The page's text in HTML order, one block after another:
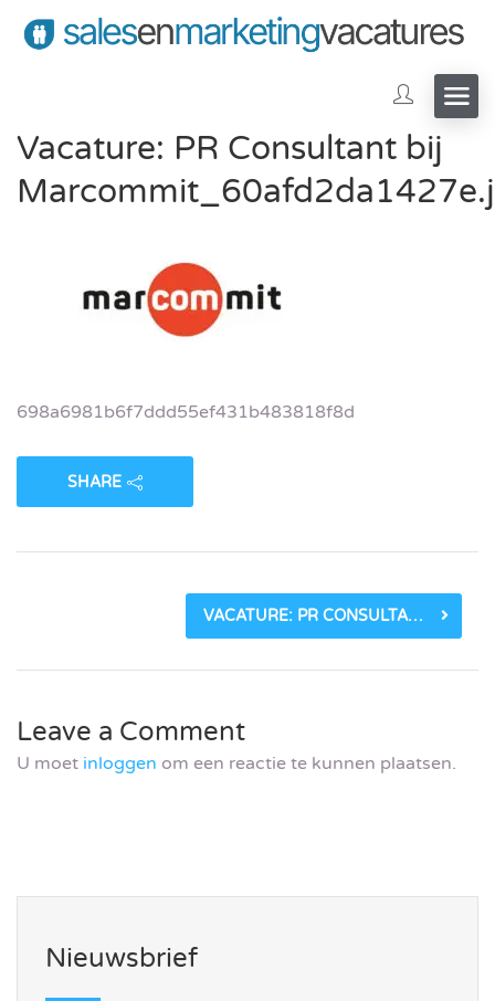
Vacature: PR Consultant bij
698a6981b6f7ddd55ef431b483818f8d
SHARE
VACATURE: PR CONSULTANT BIJ MARCOMMIT_60AFD2DA1427E.JPEG
Leave a Comment
U moet inloggen om een reactie te kunnen plaatsen.
Nieuwsbrief